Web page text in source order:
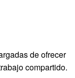
de ofrecer
compartido.